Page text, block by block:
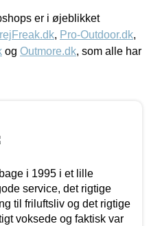
er i øjeblikket
, Pro-Outdoor.dk,
og Outmore.dk, som alle har
i 1995 i et lille
service, det rigtige
til friluftsliv og det rigtige
voksede og faktisk var